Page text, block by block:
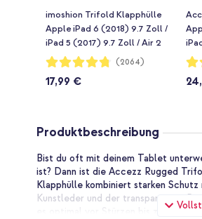
imoshion Trifold Klapphülle
Apple iPad 6 (2018) 9.7 Zoll /
iPad 5 (2017) 9.7 Zoll / Air 2
(2014)/Air 1 (2013) - Schwarz
Bewertung:
95%
(2064)
17,99 €
Produktbeschreibung
Bist du oft mit deinem Tablet
ist? Dann ist die Accezz Rugged
Klapphülle kombiniert starken
Kunstleder und der transparenten
es optimal vor Stürzen bis zu 1